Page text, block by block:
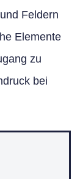
Feldern
Elemente
zu
bei